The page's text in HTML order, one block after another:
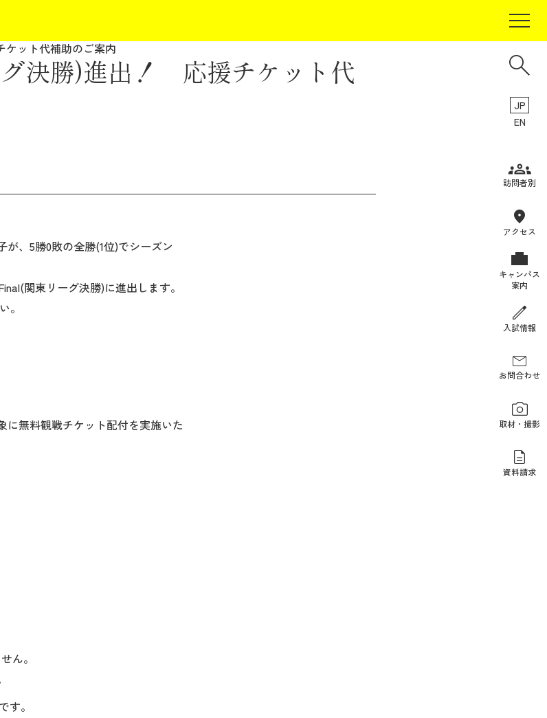
JP
EN
訪問者別
アクセス
キャンパス
案内
入試情報
お問合わせ
取材・撮影
資料請求
ット代補助のご案内
決勝)進出！ 応援チケット代
、5勝0敗の全勝(1位)でシーズン
関東リーグ決勝)に進出します。
。
に無料観戦チケット配付を実施いた
ん。
す。